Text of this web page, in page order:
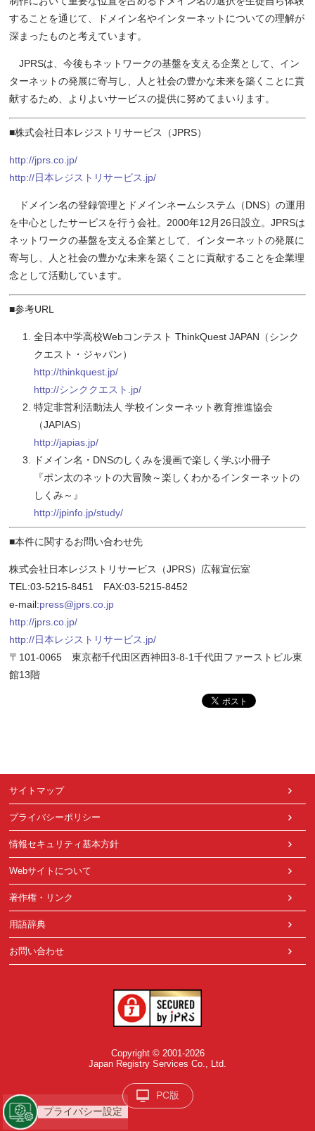
することを通じて、ドメイン名やインターネットについての理解が
深まったものと考えています。
JPRSは、今後もネットワークの基盤を支える企業として、イン
ターネットの発展に寄与し、人と社会の豊かな未来を築くことに貢
献するため、よりよいサービスの提供に努めてまいります。
■株式会社日本レジストリサービス（JPRS）
http://jprs.co.jp/
http://日本レジストリサービス.jp/
ドメイン名の登録管理とドメインネームシステム（DNS）の運用
を中心としたサービスを行う会社。2000年12月26日設立。JPRSは
ネットワークの基盤を支える企業として、インターネットの発展に
寄与し、人と社会の豊かな未来を築くことに貢献することを企業理
念として活動しています。
■参考URL
全日本中学高校Webコンテスト ThinkQuest JAPAN（シンク
クエスト・ジャパン）
http://thinkquest.jp/
http://シンククエスト.jp/
特定非営利活動法人 学校インターネット教育推進協会
（JAPIAS）
http://japias.jp/
ドメイン名・DNSのしくみを漫画で楽しく学ぶ小冊子
『ポン太のネットの大冒険～楽しくわかるインターネットの
しくみ～』
http://jpinfo.jp/study/
■本件に関するお問い合わせ先
株式会社日本レジストリサービス（JPRS）広報宣伝室
TEL:03-5215-8451 FAX:03-5215-8452
e-mail:press@jprs.co.jp
http://jprs.co.jp/
http://日本レジストリサービス.jp/
〒101-0065 東京都千代田区西神田3-8-1千代田ファーストビル東
館13階
サイトマップ
プライバシーポリシー
情報セキュリティ基本方針
Webサイトについて
著作権・リンク
用語辞典
お問い合わせ
Copyright © 2001-2026
Japan Registry Services Co., Ltd.
PC版
プライバシー設定